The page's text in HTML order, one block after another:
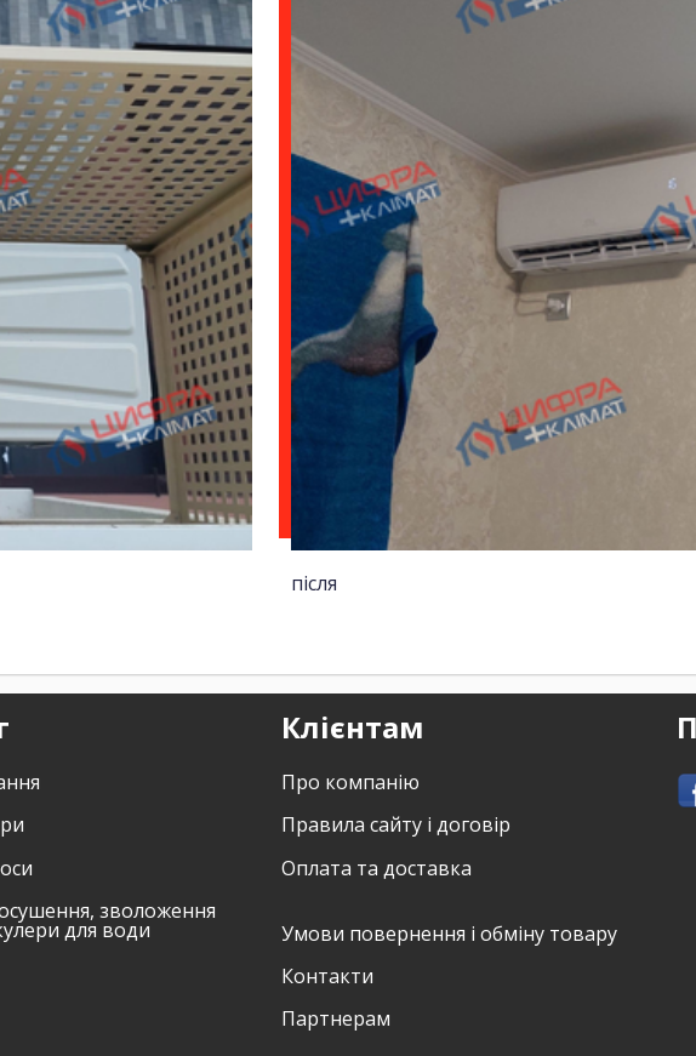
після
зволоження
для води
Клієнтам
Про компанію
Правила сайту і договір
Оплата та доставка
Умови повернення і обміну товару
Контакти
Партнерам